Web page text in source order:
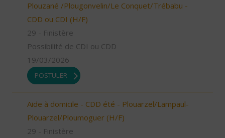
Plouzané /Plougonvelin/Le Conquet/Trébabu -
CDD ou CDI (H/F)
29 - Finistère
Possibilité de CDI ou CDD
19/03/2026
POSTULER
Aide à domicile - CDD été - Plouarzel/Lampaul-
Plouarzel/Ploumoguer (H/F)
29 - Finistère